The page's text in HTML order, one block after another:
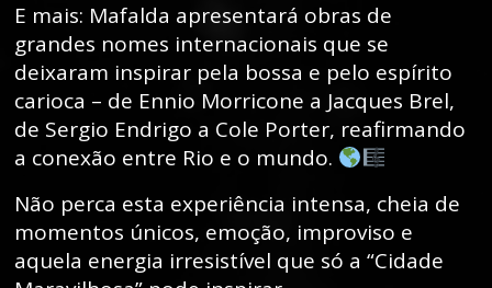
E mais: Mafalda apresentará obras de
grandes nomes internacionais que se
deixaram inspirar pela bossa e pelo espírito
carioca – de Ennio Morricone a Jacques Brel,
de Sergio Endrigo a Cole Porter, reafirmando
a conexão entre Rio e o mundo.
Não perca esta experiência intensa, cheia de
momentos únicos, emoção, improviso e
aquela energia irresistível que só a “Cidade